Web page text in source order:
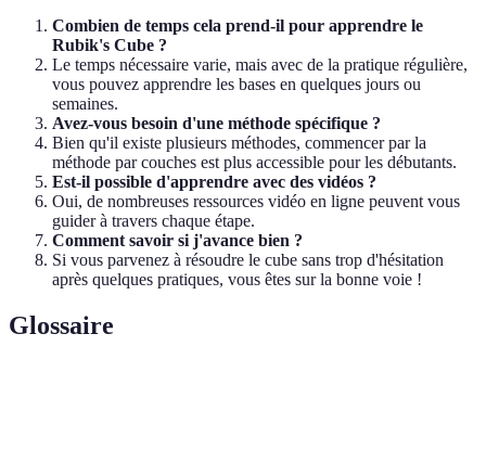
Combien de temps cela prend-il pour apprendre le
Rubik's Cube ?
Le temps nécessaire varie, mais avec de la pratique régulière,
vous pouvez apprendre les bases en quelques jours ou
semaines.
Avez-vous besoin d'une méthode spécifique ?
Bien qu'il existe plusieurs méthodes, commencer par la
méthode par couches est plus accessible pour les débutants.
Est-il possible d'apprendre avec des vidéos ?
Oui, de nombreuses ressources vidéo en ligne peuvent vous
guider à travers chaque étape.
Comment savoir si j'avance bien ?
Si vous parvenez à résoudre le cube sans trop d'hésitation
après quelques pratiques, vous êtes sur la bonne voie !
Glossaire